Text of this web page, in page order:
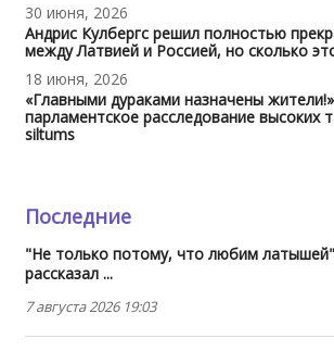
30 июня, 2026
Андрис Кулбергс решил полностью
между Латвией и Россией, но сколько
18 июня, 2026
«Главными дураками назначены
парламентское расследование высоких
siltums
Последние
"Не только потому, что любим
рассказал ...
7 августа 2026 19:03